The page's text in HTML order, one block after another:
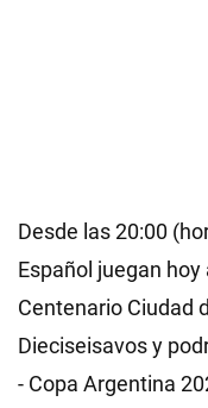
Desde las 20:00
Español juegan
Centenario Ciudad
Dieciseisavos y
- Copa Argentina